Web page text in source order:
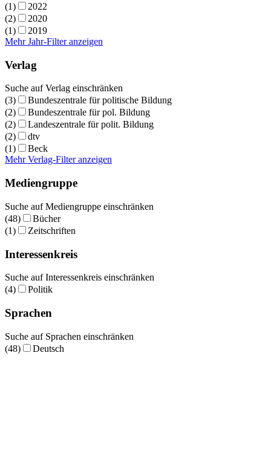
(1)
2022
(2)
2020
(1)
2019
Mehr Jahr-Filter anzeigen
Verlag
Suche auf Verlag einschränken
(3)
Bundeszentrale für politische Bildung
(2)
Bundeszentrale für pol. Bildung
(2)
Landeszentrale für polit. Bildung
(2)
dtv
(1)
Beck
Mehr Verlag-Filter anzeigen
Mediengruppe
Suche auf Mediengruppe einschränken
(48)
Bücher
(1)
Zeitschriften
Interessenkreis
Suche auf Interessenkreis einschränken
(4)
Politik
Sprachen
Suche auf Sprachen einschränken
(48)
Deutsch